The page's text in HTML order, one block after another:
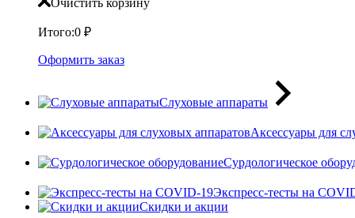
Очистить корзину
Итого:0 ₽
Оформить заказ
Слуховые аппараты
Аксессуары для
Сурдологическое
Экспресс-тесты на
Скидки и акции